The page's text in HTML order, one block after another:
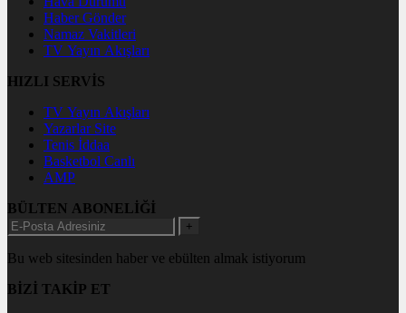
Haber Gönder
Namaz Vakitleri
TV Yayın Akışları
HIZLI SERVİS
TV Yayın Akışları
Yazarlar Site
Tenis İddaa
Basketbol Canlı
AMP
BÜLTEN ABONELİĞİ
+
Bu web sitesinden haber ve ebülten almak istiyorum
BİZİ TAKİP ET